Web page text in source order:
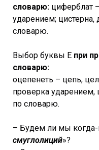
словарю: циферблат
ударением;
словарю.
Выбор буквы Е при
словарю:
оцепенеть – цепь,
проверка ударением,
по словарю.
– Будем ли мы когда-
смуглолиций»?